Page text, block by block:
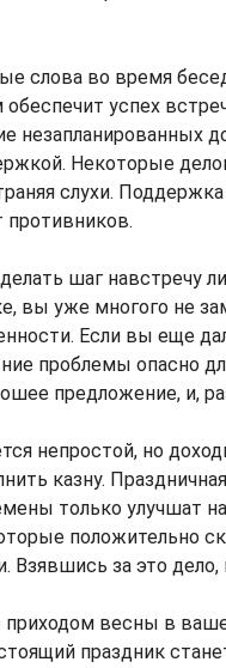
слова во время
успех
Некоторые
слухи.
противников.
шаг навстречу
вы уже многого не
Если вы еще
проблемы опасно
предложение, и,
непростой, но
казну.
только улучшат
положительно
Взявшись за это
весны в
праздник